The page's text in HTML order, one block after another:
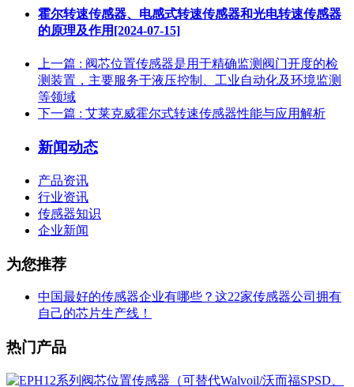
霍尔转速传感器、电感式转速传感器和光电转速传感器
的原理及作用[2024-07-15]
上一篇 : 阀芯位置传感器是用于精确监测阀门开度的检
测装置，主要服务于液压控制、工业自动化及环境监测
等领域
下一篇 : 艾莱克威霍尔式转速传感器性能与应用解析
新闻动态
产品资讯
行业资讯
传感器知识
企业新闻
为您推荐
中国最好的传感器企业有哪些？这22家传感器公司拥有
自己的芯片生产线！
热门产品